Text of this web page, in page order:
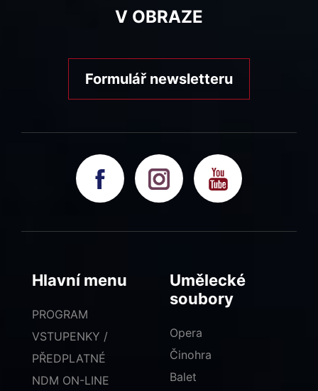
V OBRAZE
Formulář newsletteru
Hlavní menu
PROGRAM
VSTUPENKY /
PŘEDPLATNÉ
NDM ON-LINE
Umělecké
soubory
Opera
Činohra
Balet